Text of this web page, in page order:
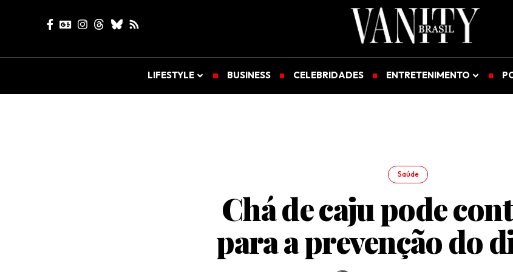
LIFESTYLE BUSINESS CELEBRIDADES ENTRETENIMENTO
Saúde
Chá de caju pode
para a prevenção do